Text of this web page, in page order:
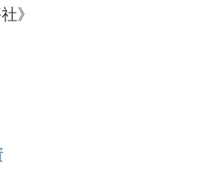
》